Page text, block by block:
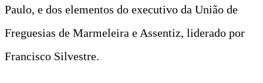
Paulo, e dos elementos do executivo da União de
Freguesias de Marmeleira e Assentiz, liderado por
Francisco Silvestre.